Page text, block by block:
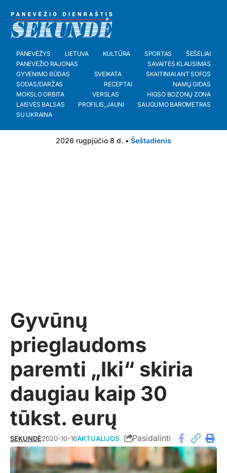
PANEVĖŽYS LIETUVA KULTŪRA SPORTAS
ŠEŠĖLIAI
PANEVĖŽIO RAJONAS
SAVAITĖS KLAUSIMAS
GYVENIMO BŪDAS
SVEIKATA
SKAITINIAI ANT SOFOS
SODAS/DARŽAS
RECEPTAI
NAMŲ GIDAS
MOKSLO ORBITA
VERSLAS
HIGSO BOZONŲ ZONA
LAISVĖS BALSAS
PROFILIS_JAUNI
SAUGUMO BAROMETRAS
SU UKRAINA
2026 rugpjūčio 8 d. • Šeštadienis
Gyvūnų
prieglaudoms
paremti „Iki“ skiria
daugiau kaip 30
tūkst. eurų
SEKUNDĖ2020-10-16AKTUALIJOS Pasidalinti